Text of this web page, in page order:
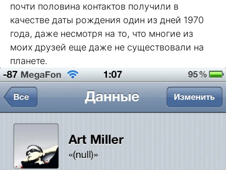
почти половина контактов получили в
качестве даты рождения один из дней 1970
года, даже несмотря на то, что многие из
моих друзей еще даже не существовали на
планете.